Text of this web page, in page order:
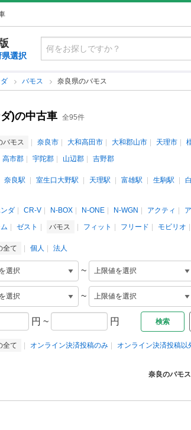
選択
バモス 奈良県のバモス
)の中古車 全95件
バモス 奈良市 大和高田市 大和郡山市 天理市
高市郡 宇陀郡 山辺郡 吉野郡
奈良駅 室生口大野駅 天理駅 富雄駅 生駒駅
ダ CR-V N-BOX N-ONE N-WGN アクティ
ゼスト バモス フィット フリード モビリオ
全て 個人 法人
~
~
円 ~ 円
全て オンライン決済投稿のみ オンライン決済投稿以
奈良のバモ